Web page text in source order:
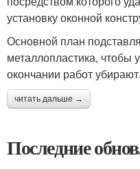
установку оконной
Основной план
металлопластика, чтобы
окончании работ убирают.
читать дальше →
Последние